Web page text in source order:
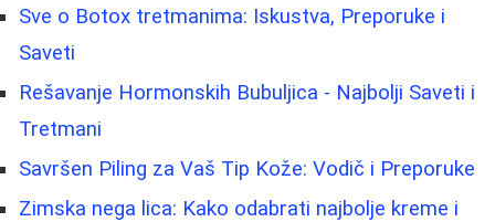
Sve o Botox tretmanima: Iskustva, Preporuke i
Saveti
Rešavanje Hormonskih Bubuljica - Najbolji Saveti i
Tretmani
Savršen Piling za Vaš Tip Kože: Vodič i Preporuke
Zimska nega lica: Kako odabrati najbolje kreme i